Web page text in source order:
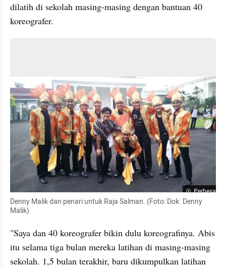
dilatih di sekolah masing-masing dengan bantuan 40
koreografer.
Perbesar
Denny Malik dan penari untuk Raja Salman. (Foto: Dok. Denny
Malik)
"Saya dan 40 koreografer bikin dulu koreografinya. Abis
itu selama tiga bulan mereka latihan di masing-masing
sekolah. 1,5 bulan terakhir, baru dikumpulkan latihan